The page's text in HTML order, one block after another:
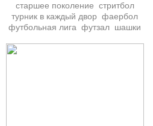
старшее поколение стритбол
турник в каждый двор фаербол
футбольная лига футзал шашки